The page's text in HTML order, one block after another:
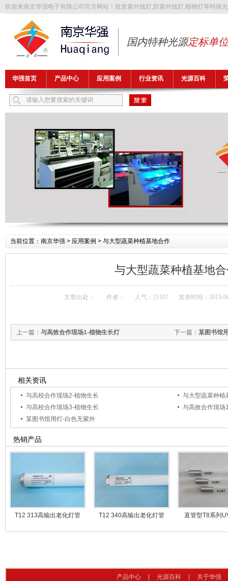
欢迎来南京华强电子有限公司官方网站！批发紫外线灯, 防紫外线灯,植物灯等特殊
国内特种光源定标单位
华强首页 产品中心 应用案例 行业资讯 光源百科
FLB1149T5UV32A-H1，H-FLB1700T5UV32A-H2
当前位置： 南京华强 > 应用案例 > 与大型蔬菜种植基地合作
与大型蔬菜种植基地
文章出处： 作者： 人气：21107 发表时间：2013-
上一篇： 与高效合作现场1-植物生长灯 下一篇： 某图书馆
相关资讯
与高校合作现场2-植物生长
与大型蔬菜种植
与高校合作现场3-植物生长
与高效合作现场
某图书馆用灯-白色无紫外
热销产品
T12 313高输出老化灯管 T12 340高输出老化灯管 直管型T8系列
产品中心 | 光源百科 | 关于华强